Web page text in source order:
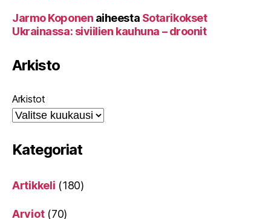
Jarmo Koponen aiheesta Sotarikokset
Ukrainassa: siviilien kauhuna – droonit
Arkisto
Arkistot
Kategoriat
Artikkeli (180)
Arviot(70)